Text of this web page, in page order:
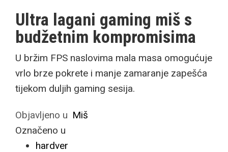
Ultra lagani gaming miš s
budžetnim kompromisima
U bržim FPS naslovima mala masa omogućuje
vrlo brze pokrete i manje zamaranje zapešća
tijekom duljih gaming sesija.
Objavljeno u Miš
Označeno u
hardver